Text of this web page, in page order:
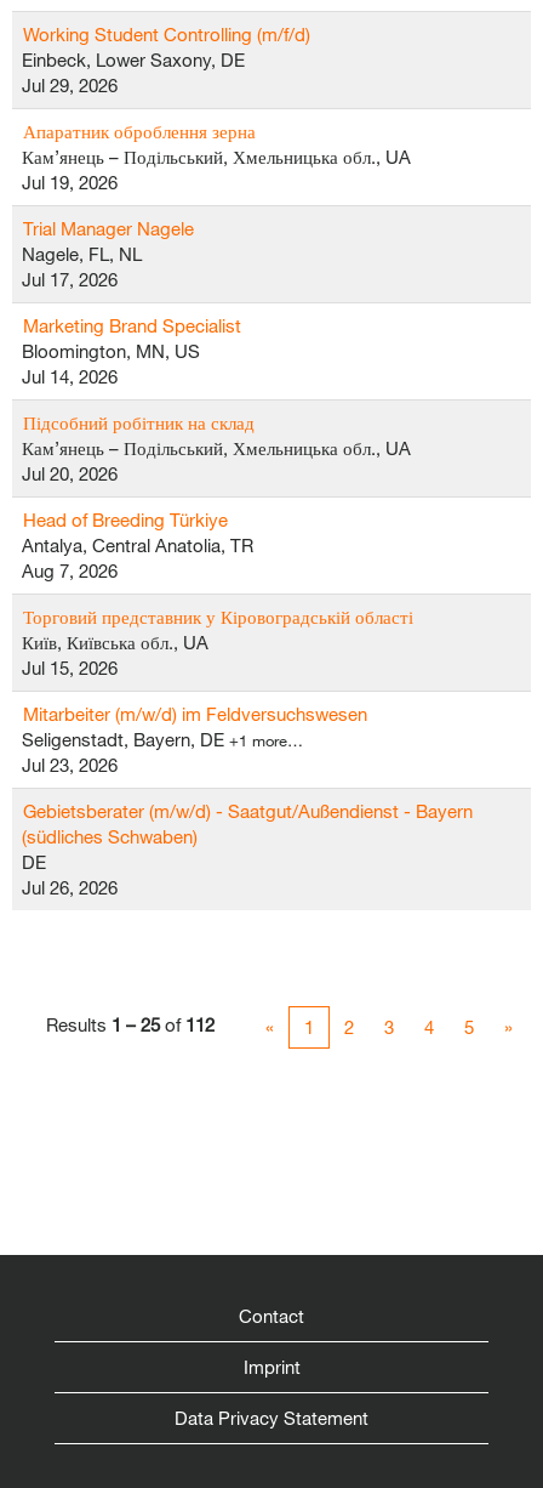
Working Student Controlling (m/f/d)
Einbeck, Lower Saxony, DE
Jul 29, 2026
Апаратник оброблення зерна
Кам’янець – Подільський, Хмельницька обл., UA
Jul 19, 2026
Trial Manager Nagele
Nagele, FL, NL
Jul 17, 2026
Marketing Brand Specialist
Bloomington, MN, US
Jul 14, 2026
Підсобний робітник на склад
Кам’янець – Подільський, Хмельницька обл., UA
Jul 20, 2026
Head of Breeding Türkiye
Antalya, Central Anatolia, TR
Aug 7, 2026
Торговий представник у Кіровоградській області
Київ, Київська обл., UA
Jul 15, 2026
Mitarbeiter (m/w/d) im Feldversuchswesen
Seligenstadt, Bayern, DE +1 more…
Jul 23, 2026
Gebietsberater (m/w/d) - Saatgut/Außendienst - Bayern
(südliches Schwaben)
DE
Jul 26, 2026
Results 1 – 25of 112 « 1 2 3 4 5 »
Contact
Imprint
Data Privacy Statement